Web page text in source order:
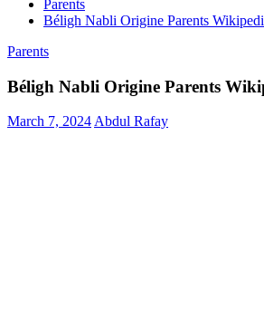
Parents
Béligh Nabli Origine Parents
Parents
Béligh Nabli Origine Parents
March 7, 2024Abdul Rafay